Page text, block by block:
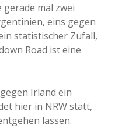
gerade mal zwei
eins gegen
statistischer Zufall,
Road ist eine
Irland ein
hier in NRW statt,
lassen.